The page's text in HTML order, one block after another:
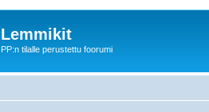
Lemmikit
PP:n tilalle perustettu foorumi